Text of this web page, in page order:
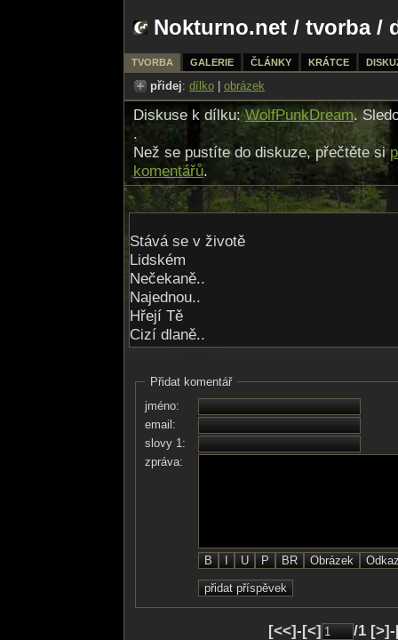
Nokturno.net / tvorba/
TVORBA GALERIE ČLÁNKY KRÁTCE
přidej: dílko obrázek
Diskuse k dílku:WolfPunkDream.
.
Než se pustíte do diskuze, přečtěte si
komentářů.
Stává se v životě
Lidském
Nečekaně..
Najednou..
Hřejí Tě
Cizí dlaně..
A Svět se zvolna mění
Snad i proti Tvé vůli
Je fajn, že Cizí se tulí
Přijímáš to teplo
Hlas konejšivý
Chvěješ se
Pozvolna mizí
I Tvoje mysl
Pomalu roztává
Přidat komentář
jméno:
email:
slovy 1:
zpráva:
[<<]-[<] /1